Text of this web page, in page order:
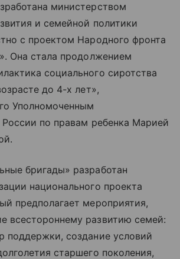
министерством
и семейной политики
с проектом Народного фронта
Она стала продолжением
социального сиротства
до 4-х лет»,
Уполномоченным
России по правам ребенка Марией
бригады» разработан
национального проекта
предполагает мероприятия,
всестороннему развитию семей:
поддержки, создание условий
старшего поколения,